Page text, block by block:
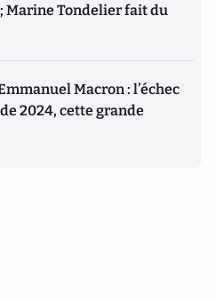
Marine Tondelier fait du
Macron : l’échec
2024, cette grande